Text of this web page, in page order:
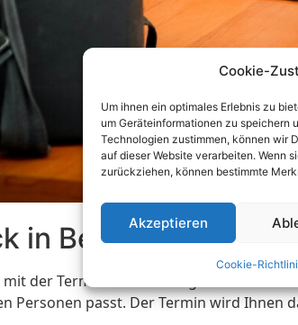
Cookie-
Um ihnen ein optimales Erlebnis zu
um Geräteinformationen zu speichern
Technologien zustimmen, können wir
auf dieser Website verarbeiten. Wenn
zurückziehen, können bestimmte
Akzeptieren
Cookie-
in Belp
mit der Terminvereinbarung. Sie
Personen passt. Der Termin wird Ihnen